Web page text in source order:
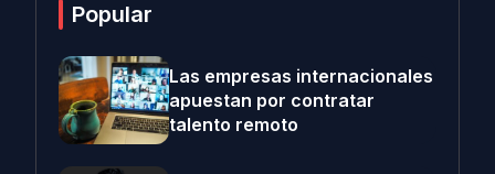
Popular
Las empresas internacionales
apuestan por contratar
talento remoto